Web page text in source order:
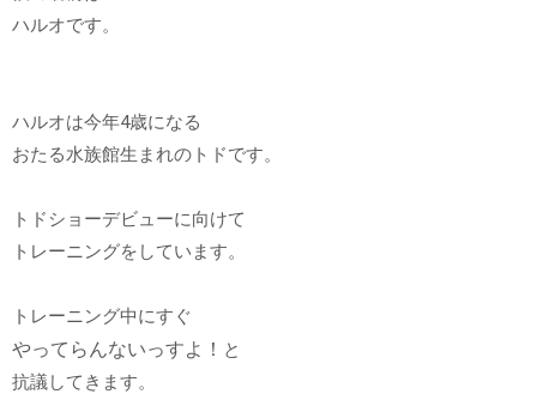
ハルオです。
ハルオは今年4歳になる
おたる水族館生まれのトドです。
トドショーデビューに向けて
トレーニングをしています。
トレーニング中にすぐ
やってらんないっすよ！ と
抗議してきます。